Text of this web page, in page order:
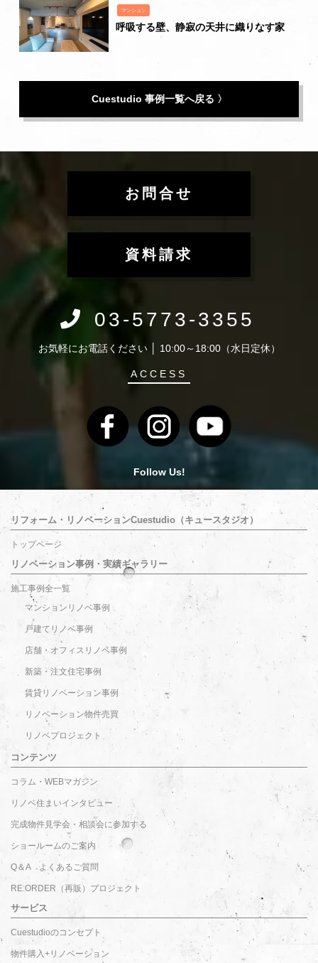
マンション
呼吸する壁、静寂の天井に織りなす家
Cuestudio 事例一覧へ戻る 〉
お問合せ
資料請求
03-5773-3355
お気軽にお電話ください │ 10:00～18:00（水日定休）
ACCESS
Follow Us!
リフォーム・リノベーションCuestudio（キュースタジオ）
トップページ
リノベーション事例・実績ギャラリー
施工事例全一覧
マンションリノベ事例
戸建てリノベ事例
店舗・オフィスリノベ事例
新築・注文住宅事例
賃貸リノベーション事例
リノベーション物件売買
リノベプロジェクト
コンテンツ
コラム・WEBマガジン
リノベ住まいインタビュー
完成物件見学会・相談会に参加する
ショールームのご案内
Q＆A よくあるご質問
RE:ORDER（再販）プロジェクト
サービス
Cuestudioのコンセプト
物件購入+リノベーション